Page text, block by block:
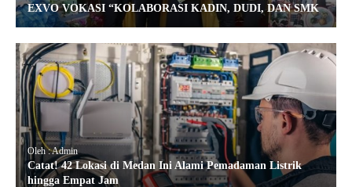
EXVO VOKASI “KOLABORASI KADIN, DUDI, DAN SMK
Oleh : Admin
Catat! 42 Lokasi di Medan Ini Alami Pemadaman Listrik
hingga Empat Jam